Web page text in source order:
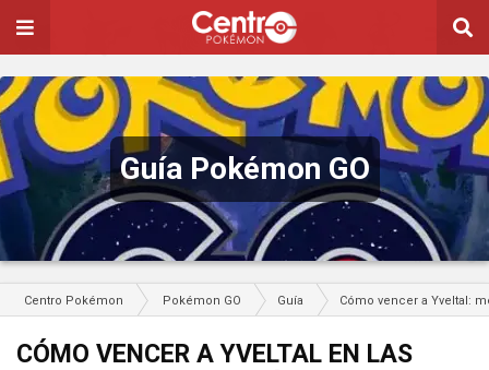
Guía Pokémon GO
Centro Pokémon Pokémon GO Guía Cómo vencer a Yveltal:
CÓMO VENCER A YVELTAL EN LAS